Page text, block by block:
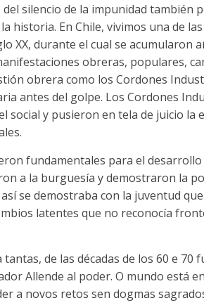
del silencio de la impunidad también
historia. En Chile, vivimos una de
XX, durante el cual se acumularon
obreras, populares,
obrera como los Cordones
antes del golpe. Los Cordones
social y pusieron en tela de juicio
.
fundamentales para el
a la burguesía y demostraron la
así se demostraba con la juventud
latentes que no reconocía
tantas, de las décadas de los 60 e 70
Allende al poder. O mundo está
a novos retos sen dogmas